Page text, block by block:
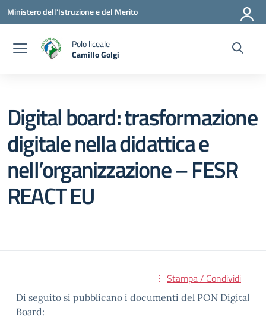
Vai ai contenuti
Vai al menu di navigazione
Vai al footer
Ministero dell'Istruzione e del Merito
Polo liceale
Camillo Golgi
— Visita la pagina iniziale della scuola
Digital board: trasformazione
digitale nella didattica e
nell’organizzazione – FESR
REACT EU
Stampa / Condividi
Di seguito si pubblicano i documenti del PON Digital
Board: